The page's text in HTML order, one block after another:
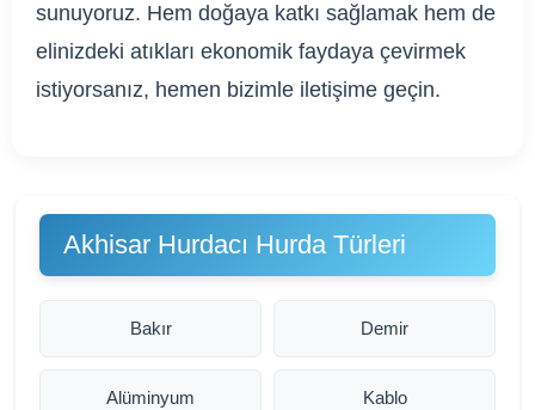
sunuyoruz. Hem doğaya katkı sağlamak hem de
elinizdeki atıkları ekonomik faydaya çevirmek
istiyorsanız, hemen bizimle iletişime geçin.
Akhisar Hurdacı Hurda Türleri
Bakır Demir
Alüminyum Kablo